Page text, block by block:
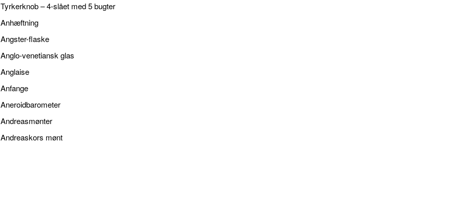
Tyrkerknob – 4-slået med 5 bugter
Anhæftning
Angster-flaske
Anglo-venetiansk glas
Anglaise
Anfange
Aneroidbarometer
Andreasmønter
Andreaskors mønt